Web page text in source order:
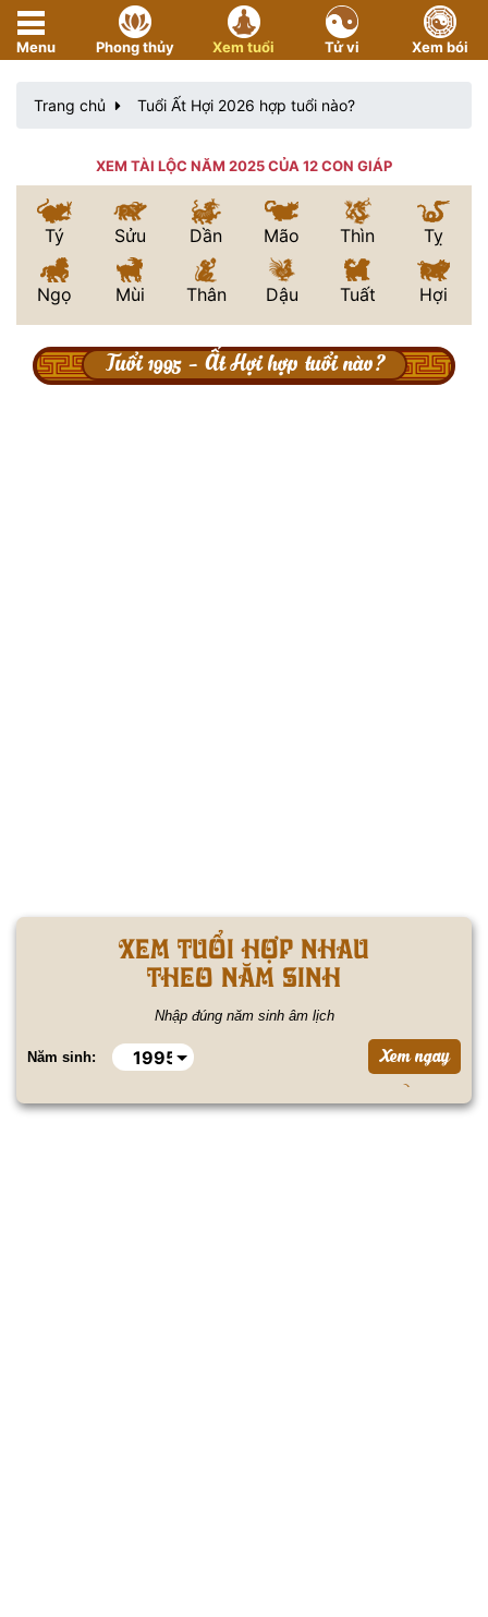
Menu Phong thủy Xem tuổi Tử vi Xem bói
Trang chủ Tuổi Ất Hợi 2026 hợp tuổi nào?
XEM TÀI LỘC NĂM 2025 CỦA 12 CON GIÁP
Tý Sửu Dần Mão Thìn Tỵ
Ngọ Mùi Thân Dậu Tuất Hợi
Tuổi 1995 - Ất Hợi hợp tuổi nào?
XEM TUỔI HỢP NHAU
THEO NĂM SINH
Nhập đúng năm sinh âm lịch
Năm sinh: